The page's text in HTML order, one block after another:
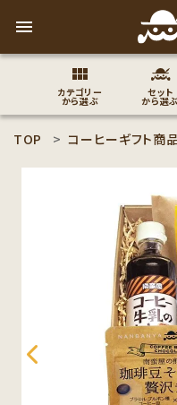
menu
カテゴリー
から選ぶ
セット
から選ぶ
ACCOUNT MENU
person
コーヒー豆のこだわり
コーヒー豆お好み検索
TOP コーヒーギフト商